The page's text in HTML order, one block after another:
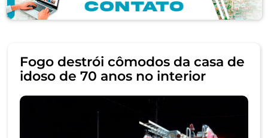
Fogo destrói cômodos da casa de
idoso de 70 anos no interior